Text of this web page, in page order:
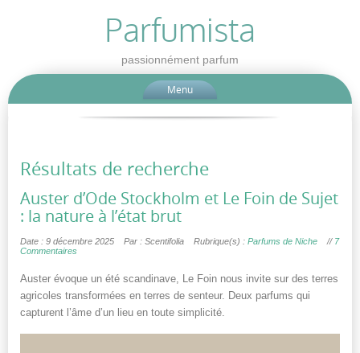
Parfumista
passionnément parfum
Menu
Résultats de recherche
Auster d’Ode Stockholm et Le Foin de Sujet
: la nature à l’état brut
Date : 9 décembre 2025 Par : Scentifolia Rubrique(s) : Parfums de Niche // 7
Commentaires
Auster évoque un été scandinave, Le Foin nous invite sur des terres
agricoles transformées en terres de senteur. Deux parfums qui
capturent l’âme d’un lieu en toute simplicité.